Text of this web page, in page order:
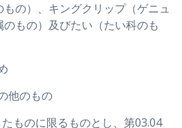
もの）、キングクリップ（ゲニュ
のもの）及びたい（たい科のも
他のもの
たものに限るものとし、第03.04